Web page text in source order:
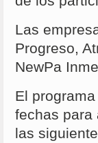
Las
Progreso,
NewPa
El
fechas para
las